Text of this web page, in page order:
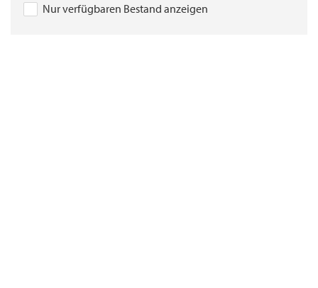
Nur verfügbaren Bestand anzeigen